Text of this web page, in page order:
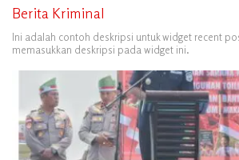
Berita Kriminal
Ini adalah contoh deskripsi untuk widget recent
memasukkan deskripsi pada widget ini.